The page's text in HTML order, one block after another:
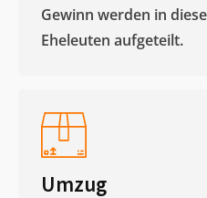
Gewinn werden in
Eheleuten aufgeteilt.​
Umzug